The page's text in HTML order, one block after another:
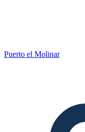
Puerto el Molinar